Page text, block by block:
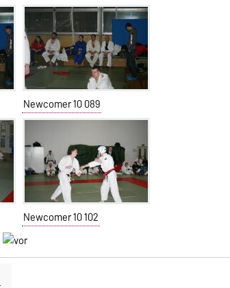
Newcomer 10 089
Newcomer 10 102